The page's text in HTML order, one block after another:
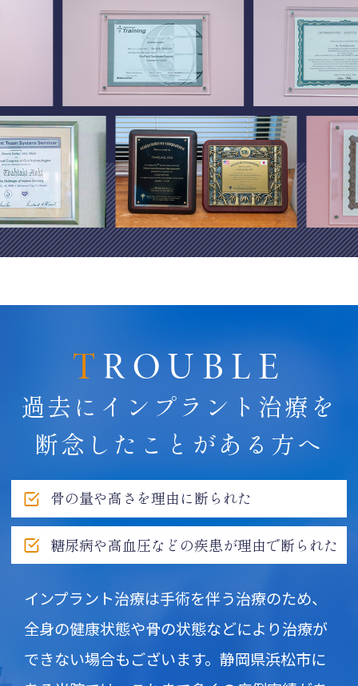
TROUBLE
過去にインプラント治療を
断念したことがある方へ
骨の量や高さを理由に断られた
糖尿病や高血圧などの疾患が理由で断られた
インプラント治療は手術を伴う治療のため、
全身の健康状態や骨の状態などにより治療が
できない場合もございます。静岡県浜松市に